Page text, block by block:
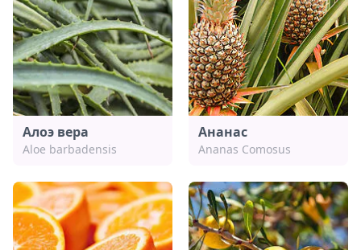
Алоэ вера
Aloe barbadensis
Ананас
Ananas Comosus